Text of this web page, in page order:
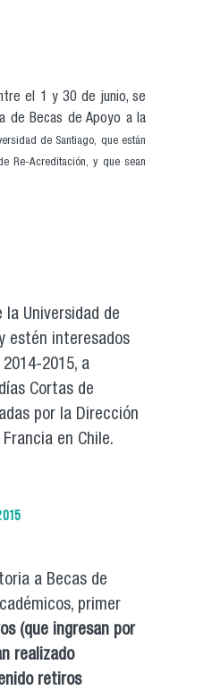
el 1 y 30 de junio, se
de Becas de Apoyo a la
de Santiago, que están
Re-Acreditación, y que sean
Universidad de
estén interesados
2015, a
Cortas de
por la Dirección
en Chile.
a Becas de
primer
(que ingresan por
realizado
retiros